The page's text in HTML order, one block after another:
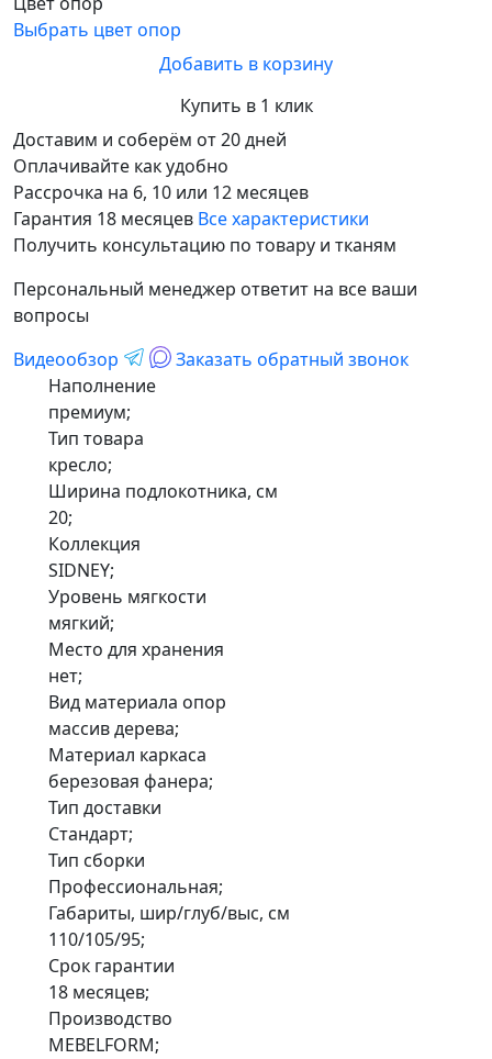
Выбрать цвет опор
Добавить в корзину
Купить в 1 клик
Доставим и соберём от 20 дней
Оплачивайте как удобно
Рассрочка на 6, 10 или 12 месяцев
Гарантия 18 месяцев Все характеристики
Получить консультацию по товару и тканям
Персональный менеджер ответит на все ваши
вопросы
Видеообзор
Заказать обратный звонок
Наполнение
премиум;
Тип товара
кресло;
Ширина подлокотника, см
20;
Коллекция
SIDNEY;
Уровень мягкости
мягкий;
Место для хранения
нет;
Вид материала опор
массив дерева;
Материал каркаса
березовая фанера;
Тип доставки
Стандарт;
Тип сборки
Профессиональная;
Габариты, шир/глуб/выс, см
110/105/95;
Срок гарантии
18 месяцев;
Производство
MEBELFORM;